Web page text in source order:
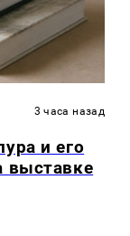
3 часа назад
и его
выставке